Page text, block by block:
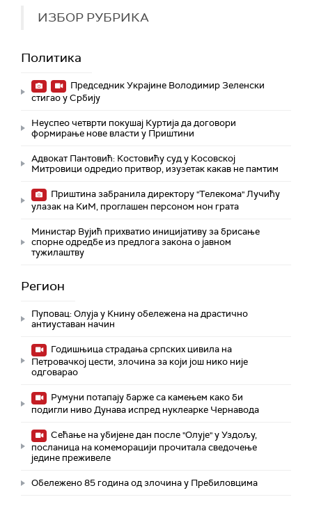
ИЗБОР РУБРИКА
Политика
Председник Украјине Володимир Зеленски
стигао у Србију
Неуспео четврти покушај Куртија да договори
формирање нове власти у Приштини
Адвокат Пантовић: Костовићу суд у Косовској
Митровици одредио притвор, изузетак какав не памтим
Приштина забранила директору "Телекома" Лучићу
улазак на КиМ, проглашен персоном нон грата
Министар Вујић прихватио иницијативу за брисање
спорне одредбе из предлога закона o јавном
тужилаштву
Регион
Пуповац: Олуја у Книну обележена на драстично
антиуставан начин
Годишњица страдања српских цивила на
Петровачкој цести, злочина за који још нико није
одговарао
Румуни потапају барже са камењем како би
подигли ниво Дунава испред нуклеарке Чернавода
Сећање на убијене дан после "Олује" у Уздољу,
посланица на комеморацији прочитала сведочење
једине преживеле
Обележено 85 година од злочина у Пребиловцима